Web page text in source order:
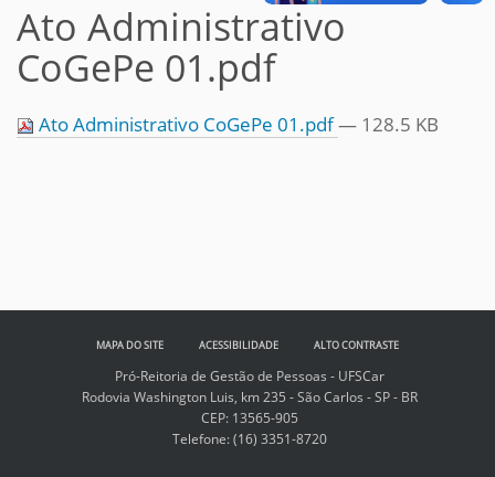
Ato Administrativo
CoGePe 01.pdf
Ato Administrativo CoGePe 01.pdf— 128.5 KB
MAPA DO SITE ACESSIBILIDADE ALTO CONTRASTE
Pró-Reitoria de Gestão de Pessoas - UFSCar
Rodovia Washington Luis, km 235 - São Carlos - SP - BR
CEP: 13565-905
Telefone:(16) 3351-8720